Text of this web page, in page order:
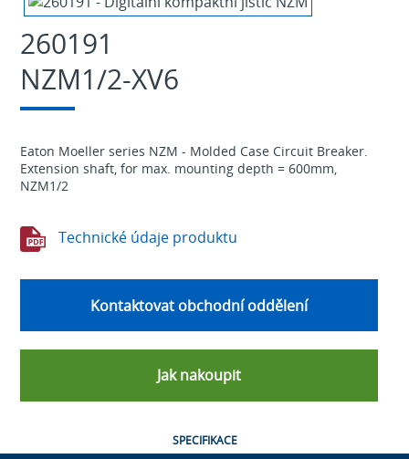
260191
NZM1/2-XV6
Eaton Moeller series NZM - Molded Case Circuit Breaker.
Extension shaft, for max. mounting depth = 600mm,
NZM1/2
Technické údaje produktu
Kontaktovat obchodní oddělení
Jak nakoupit
SPECIFIKACE